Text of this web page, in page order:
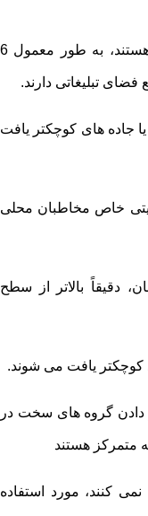
پوسترهای کوچک کوچکترین اندازه بیلبورد هستند، به طور معمول 6
جاده های کوچکتر یافت
خاص مخاطبان محلی
دقیقاً بالاتر از سطح
کوچکتر یافت می شوند.
دادن گروه های سخت در
متمرکز هستند
کنند، مورد استفاده